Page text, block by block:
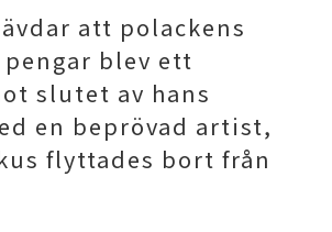
att polackens
blev ett
slutet av hans
en beprövad artist,
flyttades bort från